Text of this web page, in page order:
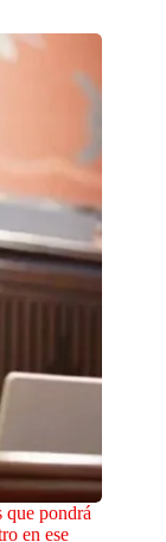
que pondrá
en ese